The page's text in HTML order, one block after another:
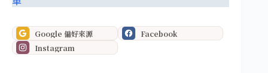
Google 偏好來源
Facebook
Instagram